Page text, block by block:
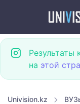
Результаты
на этой
Univision.kz